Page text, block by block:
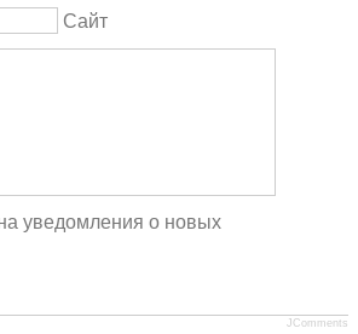
Сайт
уведомления о новых
JComments